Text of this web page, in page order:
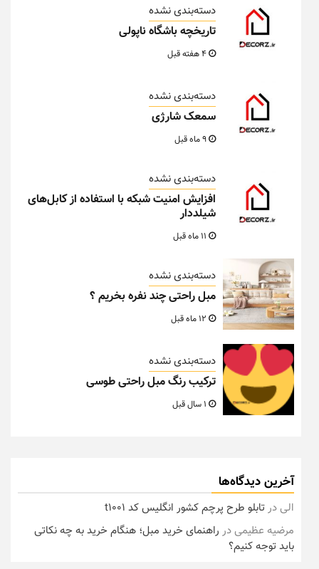
دسته‌بندی نشده
تاریخچه باشگاه ناپولی
دسته‌بندی نشده
سمعک شارژی
دسته‌بندی نشده
افزایش امنیت شبکه با استفاده از کابل‌های
شیلددار
دسته‌بندی نشده
مبل راحتی چند نفره بخریم ؟
دسته‌بندی نشده
ترکیب رنگ مبل راحتی طوسی
آخرین دیدگاه‌ها
الیدرتابلو طرح پرچم کشور انگلیس کد t1001
مرضیه عظیمیدر راهنمای خرید مبل؛ هنگام خرید به چه نکاتی
باید توجه کنیم؟